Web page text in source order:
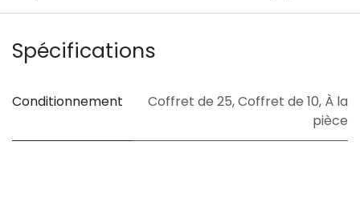
Spécifications
Conditionnement Coffret de 25,Coffret de 10, À la
pièce